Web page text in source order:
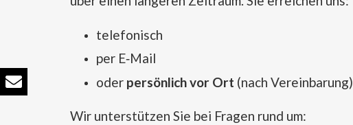
telefonisch
per E‑Mail
oder persönlich vor Ort (nach Vereinbarung)
Wir unterstützen Sie bei Fragen rund um: